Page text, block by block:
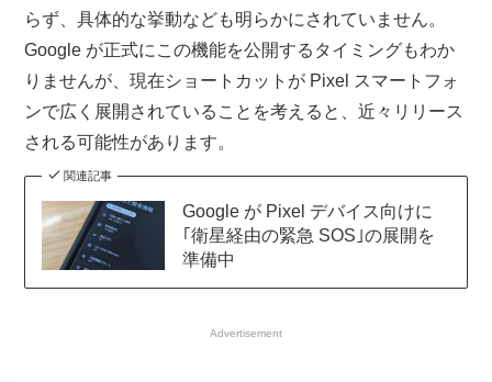
らず、具体的な挙動なども明らかにされていません。
Google が正式にこの機能を公開するタイミングもわか
りませんが、現在ショートカットが Pixel スマートフォ
ンで広く展開されていることを考えると、近々リリース
される可能性があります。
関連記事
Google が Pixel デバイス向けに
｢衛星経由の緊急 SOS｣の展開を
準備中
Advertisement